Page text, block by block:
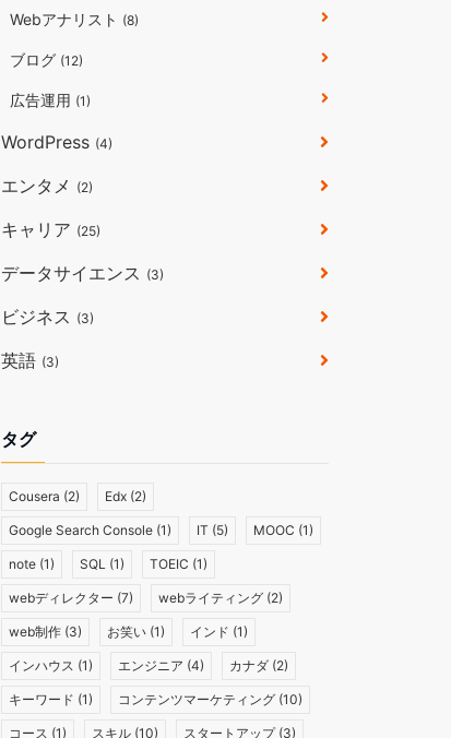
Webアナリスト (8)
ブログ (12)
広告運用 (1)
WordPress (4)
エンタメ (2)
キャリア (25)
データサイエンス (3)
ビジネス (3)
英語 (3)
タグ
Cousera (2) Edx (2)
Google Search Console (1) IT (5) MOOC (1)
note (1) SQL (1) TOEIC (1)
webディレクター (7) webライティング (2)
web制作 (3) お笑い (1) インド (1)
インハウス (1) エンジニア (4) カナダ (2)
キーワード (1) コンテンツマーケティング (10)
コース (1) スキル (10) スタートアップ(3)